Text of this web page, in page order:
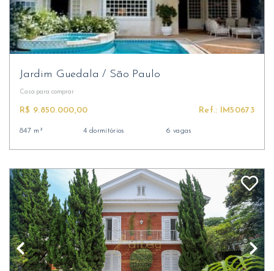
Jardim Guedala/ São Paulo
Casa para comprar
R$ 9.850.000,00 Ref.: IM50673
847 m² 4 dormitórios 6 vagas